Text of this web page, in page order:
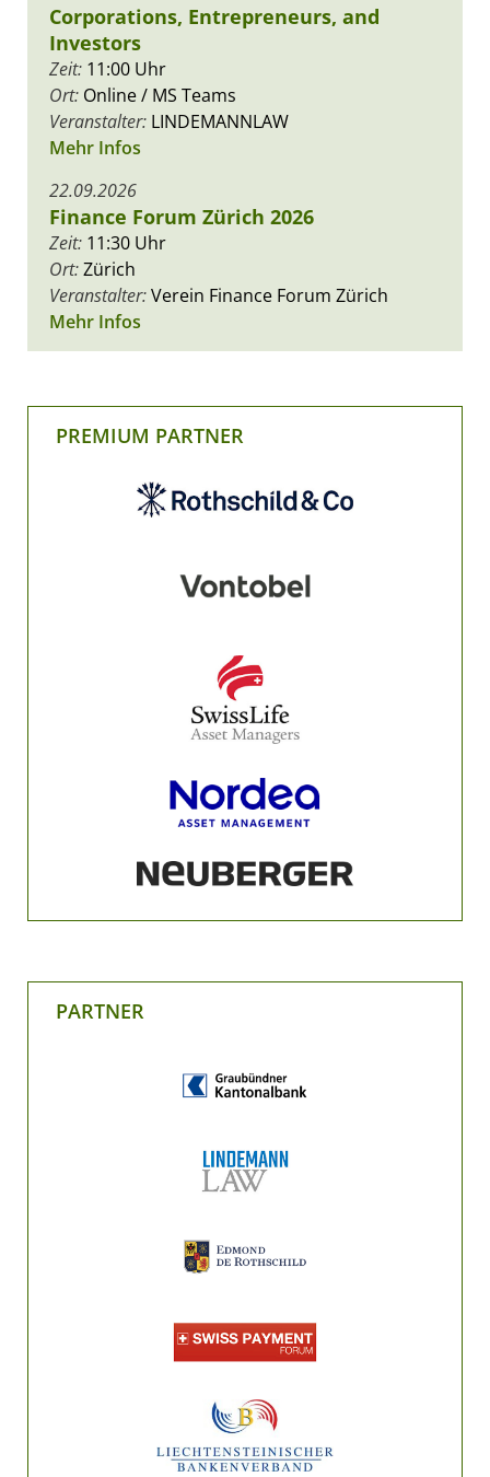
Corporations, Entrepreneurs, and
Investors
Zeit: 11:00 Uhr
Ort: Online / MS Teams
Veranstalter: LINDEMANNLAW
Mehr Infos
22.09.2026
Finance Forum Zürich 2026
Zeit: 11:30 Uhr
Ort:Zürich
Veranstalter:Verein Finance Forum Zürich
Mehr Infos
PREMIUM PARTNER
PARTNER